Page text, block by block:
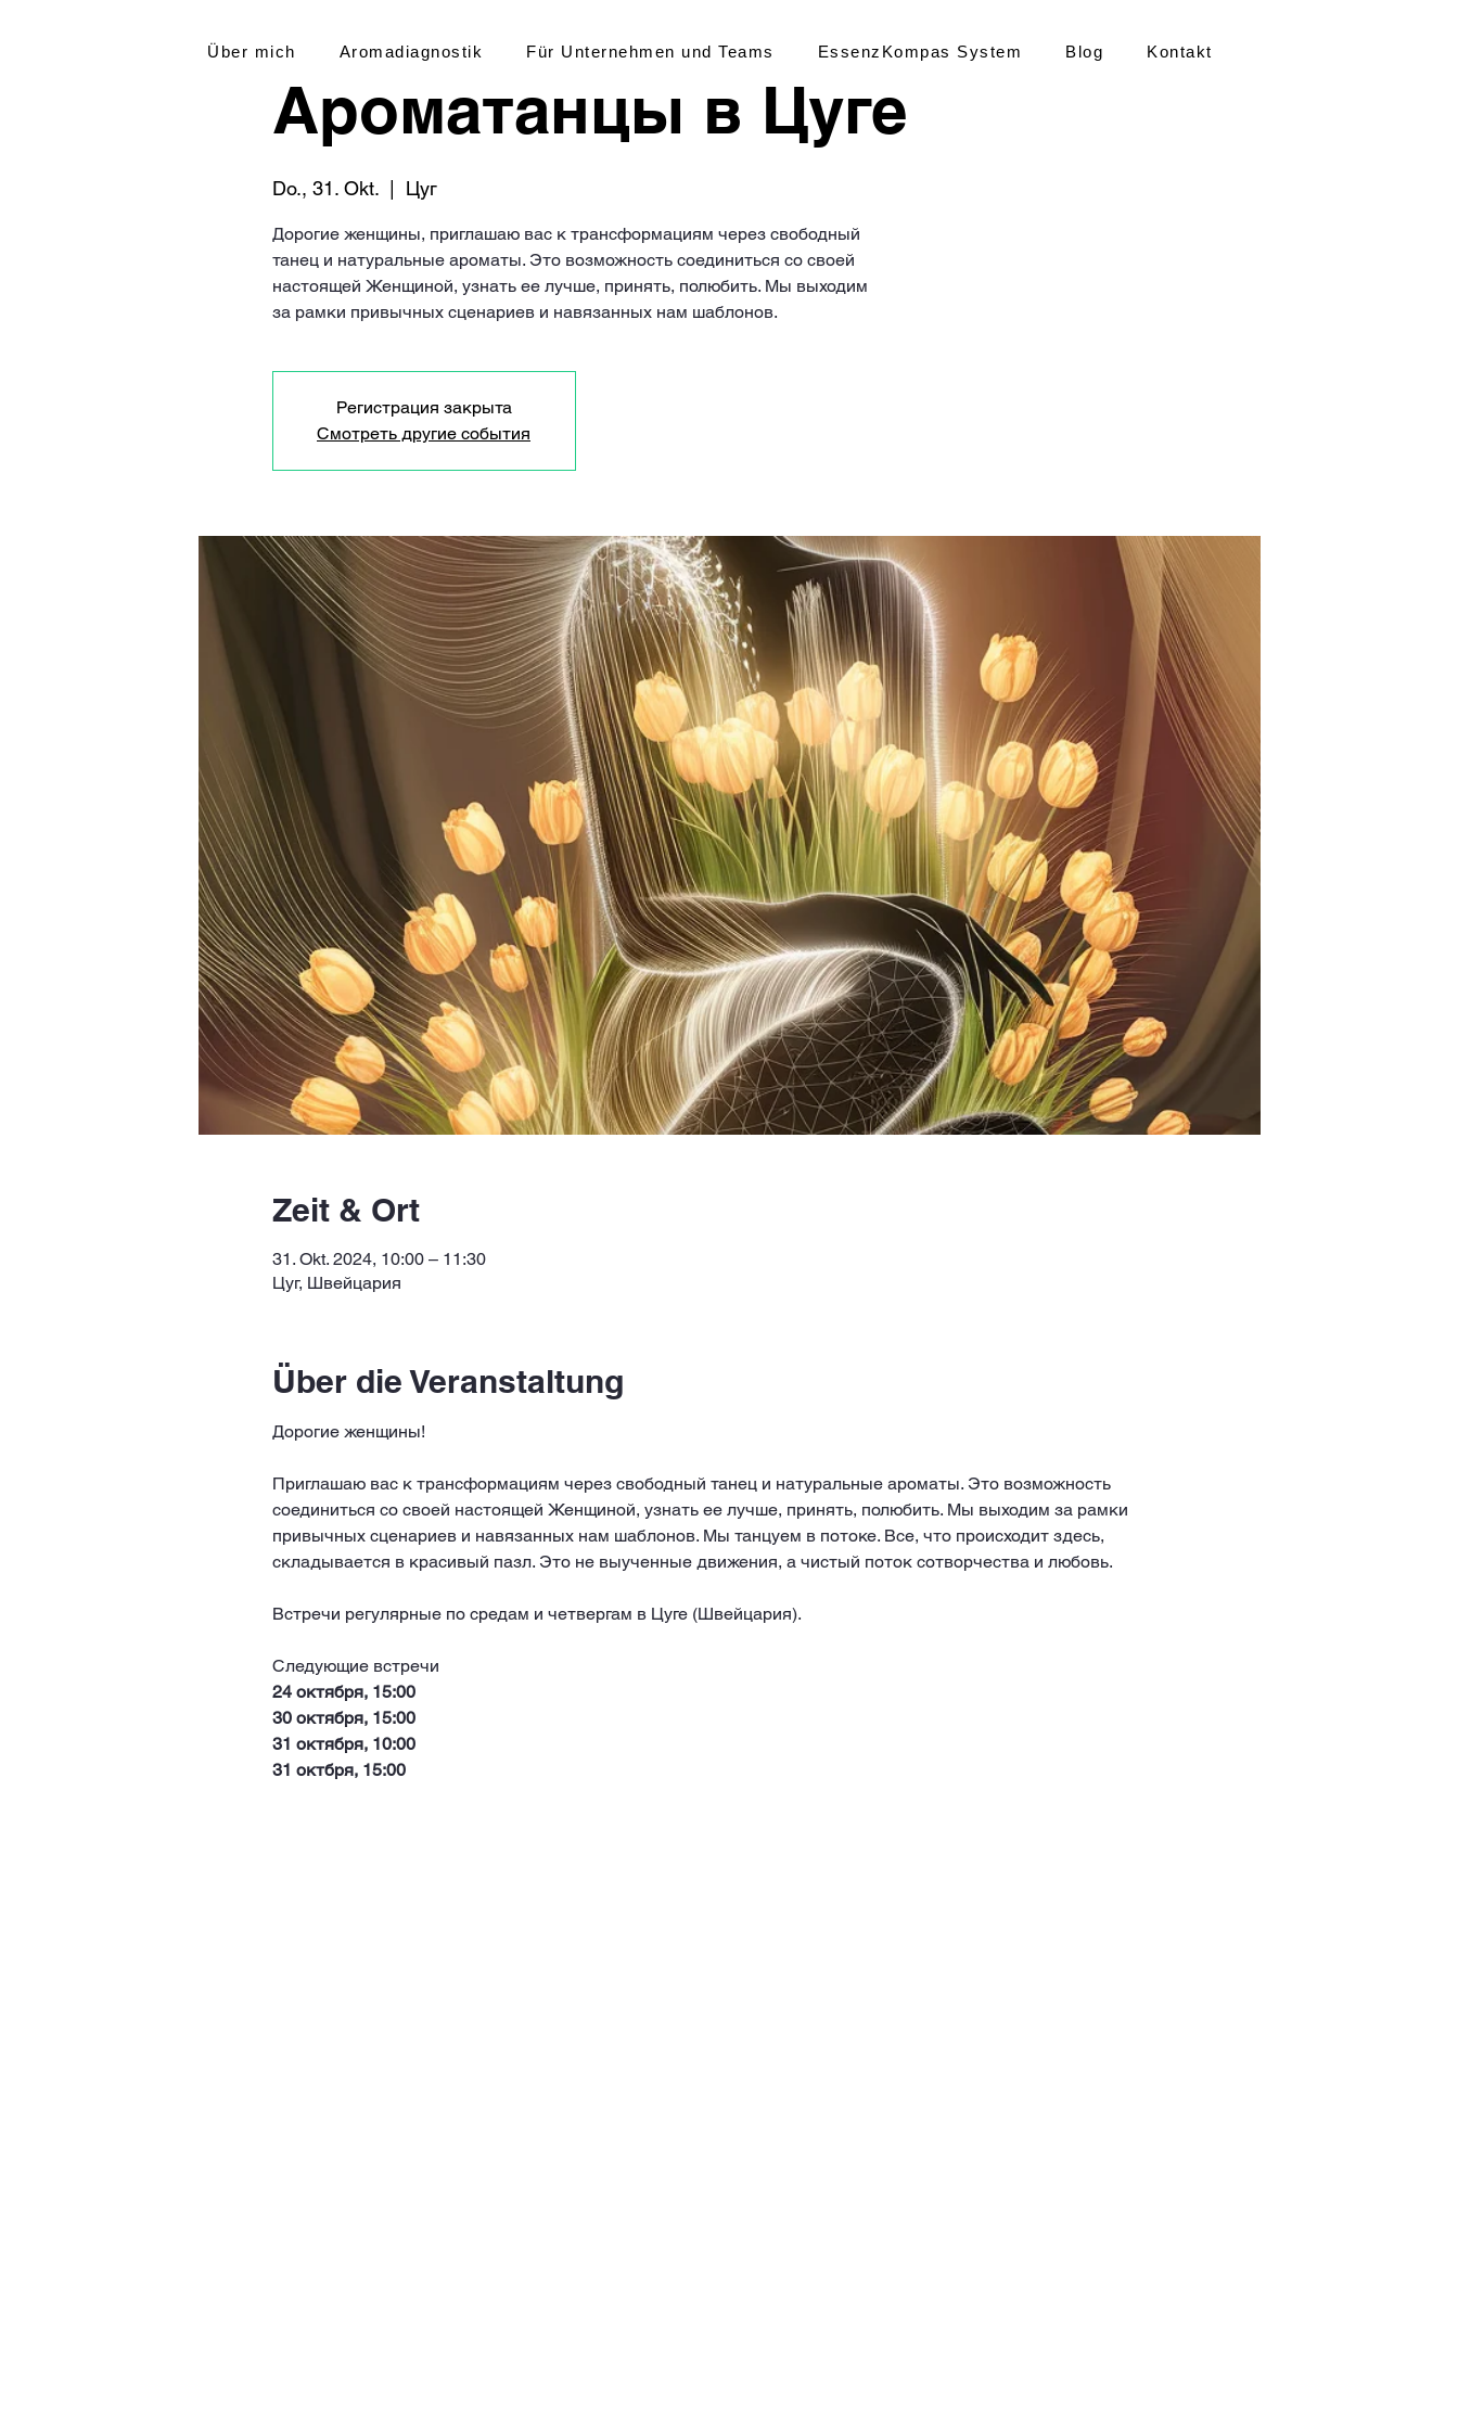
Ароматанцы в Цуге
Do., 31. Okt.
  |
Цуг
Дорогие женщины, приглашаю вас к трансформациям через свободный
танец и натуральные ароматы. Это возможность соединиться со своей
настоящей Женщиной, узнать ее лучше, принять, полюбить. Мы выходим
за рамки привычных сценариев и навязанных нам шаблонов.
Регистрация закрыта
Смотреть другие события
Zeit & Ort
31. Okt. 2024, 10:00 – 11:30
Цуг, Швейцария
Über die Veranstaltung
Дорогие женщины!
Приглашаю вас к трансформациям через свободный танец и натуральные ароматы. Это возможность
соединиться со своей настоящей Женщиной, узнать ее лучше, принять, полюбить. Мы выходим за рамки
привычных сценариев и навязанных нам шаблонов. Мы танцуем в потоке. Все, что происходит здесь,
складывается в красивый пазл. Это не выученные движения, а чистый поток сотворчества и любовь.
Встречи регулярные по средам и четвергам в Цуге (Швейцария).
Следующие встречи
24 октября, 15:00
30 октября, 15:00
31 октября, 10:00
31 октбря, 15:00
Über mich Aromadiagnostik Für Unternehmen und Teams EssenzKompas System Blog Kontakt